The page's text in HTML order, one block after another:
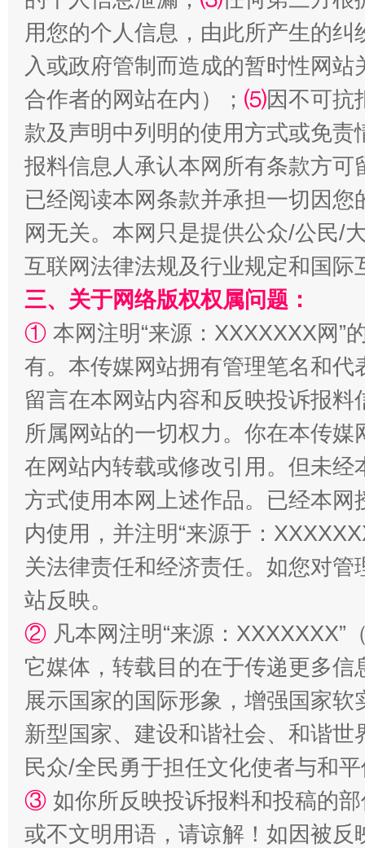
揭批美国五大"原罪" "炒
站台名比不上好声名
漫山遍野的桃花与雪山、麦地、白藏房 除
用您的个人信息，由此所产生的纠
入或政府管制而造成的暂时性网
合作者的网站在内）； ⑸因不可抗
款及声明中列明的使用方式或免责
报料信息人承认本网所有条款方
已经阅读本网条款并承担一切因
网无关。本网只是提供公众/公民/
互联网法律法规及行业规定和国
三、关于网络版权权属问题：
① 本网注明“来源：XXXXXXX网”
有。本传媒网站拥有管理笔名和
留言在本网站内容和反映投诉报
所属网站的一切权力。你在本传
在网站内转载或修改引用。但未
方式使用本网上述作品。已经本
内使用，并注明“来源于：
关法律责任和经济责任。如您对
站反映。
② 凡本网注明“来源：
它媒体，转载目的在于传递更多
展示国家的国际形象，增强国家
新型国家、建设和谐社会、和谐
民众/全民勇于担任文化使者与和
③ 如你所反映投诉报料和投稿的
或不文明用语，请谅解！如因被